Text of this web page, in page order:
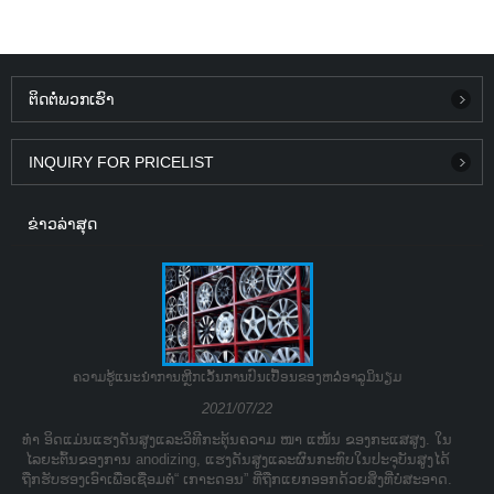
ຕິດ​ຕໍ່​ພວກ​ເຮົາ
INQUIRY FOR PRICELIST
ຂ່າວ​ລ່າ​ສຸດ
ຄວາມຮູ້ແນະນໍາການຫຼີກເວັ້ນການປົນເປື້ອນຂອງຫລໍ່ອາລູມິນຽມ
2021/07/22
ທຳ ອິດແມ່ນແຮງດັນສູງແລະວິທີກະຕຸ້ນຄວາມ ໜາ ແໜ້ນ ຂອງກະແສສູງ. ໃນ
ໄລຍະຕົ້ນຂອງການ anodizing, ແຮງດັນສູງແລະຜົນກະທົບໃນປະຈຸບັນສູງໄດ້
ຖືກຮັບຮອງເອົາເພື່ອເຊື່ອມຕໍ່“ ເກາະດອນ” ທີ່ຖືກແຍກອອກດ້ວຍສິ່ງທີ່ບໍ່ສະອາດ.